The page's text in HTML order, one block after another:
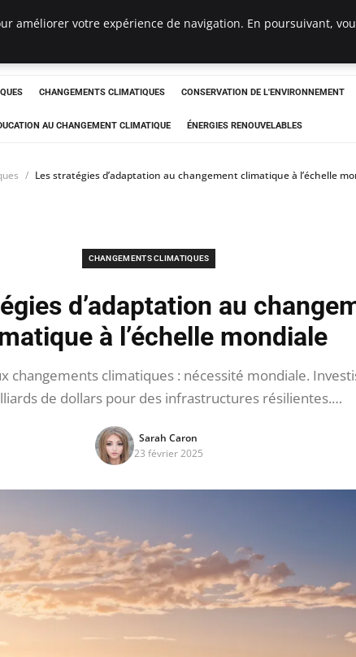
CHANGEMENTS CLIMATIQUES CONSERVATION DE L'ENVIRONNEMENT
AU CHANGEMENT CLIMATIQUE ÉNERGIES RENOUVELABLES
Les stratégies d’adaptation au changement climatique à l’échelle
CHANGEMENTS CLIMATIQUES
d’adaptation au
à l’échelle mondiale
changements climatiques : nécessité mondiale.
de dollars pour des infrastructures résilientes.…
Sarah Caron
23 février 2025
améliorer votre expérience de navigation. En poursuivant,